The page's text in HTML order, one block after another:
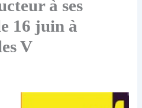
à ses
16 juin à
V